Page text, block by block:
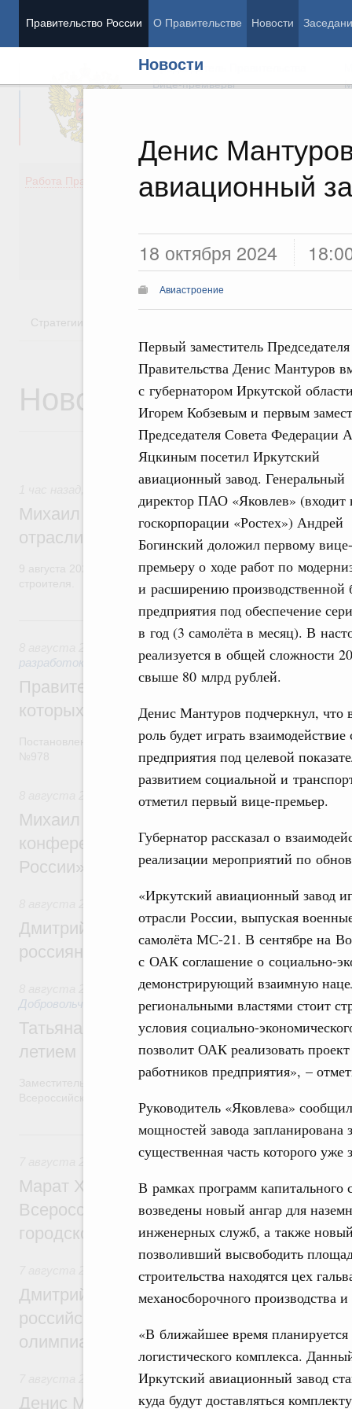
Правительство России О Правительстве Новости
Новости
Денис
авиационный
18 октября 2024
Авиастроение
Первый заместитель Председателя
Правительства Денис Мантуров
с губернатором Иркутской
Игорем Кобзевым и первым
Председателя Совета Федерации
Яцкиным посетил Иркутский
авиационный завод. Генеральный
директор ПАО «Яковлев»
госкорпорации «Ростех») Андрей
Богинский доложил первому вице-
премьеру о ходе работ по
и расширению производственной
предприятия под обеспечение
в год (3 самолёта в месяц). В
реализуется в общей сложности
свыше 80 млрд рублей.
Денис Мантуров подчеркнул,
роль будет играть
предприятия под целевой
развитием социальной и
отметил первый вице-премьер.
Губернатор рассказал о
реализации мероприятий по
«Иркутский авиационный завод
отрасли России, выпуская
самолёта МС-21. В сентябре на
с ОАК соглашение о социально-
демонстрирующий взаимную
региональными властями стоит
условия социально-
позволит ОАК реализовать
работников предприятия», –
Руководитель «Яковлева»
мощностей завода
существенная часть которого
В рамках программ капитального
возведены новый ангар для
инженерных служб, а также
позволивший высвободить
строительства находятся цех
механосборочного производства
«В ближайшее время планируется
логистического комплекса.
Иркутский авиационный завод
куда будут доставляться
Председатель Правительства
Вице-премьеры
Работа Правительства
Демография
Здоровье
Общество
Государство
Стратегии
Новости
Регулирование в сфере строительства
Михаил Мишустин поздравил
отрасли с профессиональным
9 августа 2026 года отмечается профессиональный праздник
Вчера
Государственная политика в сфере
разработок
Правительство расширило перечень
которых освобождаются от НДФЛ
Постановление от 5 августа 2026 года
Отрасль информационных технологий
Михаил Мишустин дал поручения по
конференции «Цифровая индустрия
России»
Спорт высших достижений и массовый
Дмитрий Чернышенко и Михаил
россиян с Днём физкультурника
Социальные инновации. Некоммерческие
Добровольчество и волонтёрство. Благотворительность
Татьяна Голикова поздравила
летием
Заместитель Председателя Правительства Татьяна Голикова
7 августа, пятница
Экономика городов. Городская среда
Марат Хуснуллин провёл заседание
Всероссийского конкурса лучших
городской среды
Дмитрий Чернышенко и Сергей Кравцов
российскую сборную с победой на
олимпиаде по искусственному
Общие вопросы промышленной политики
Денис Мантуров посетил Ярославскую